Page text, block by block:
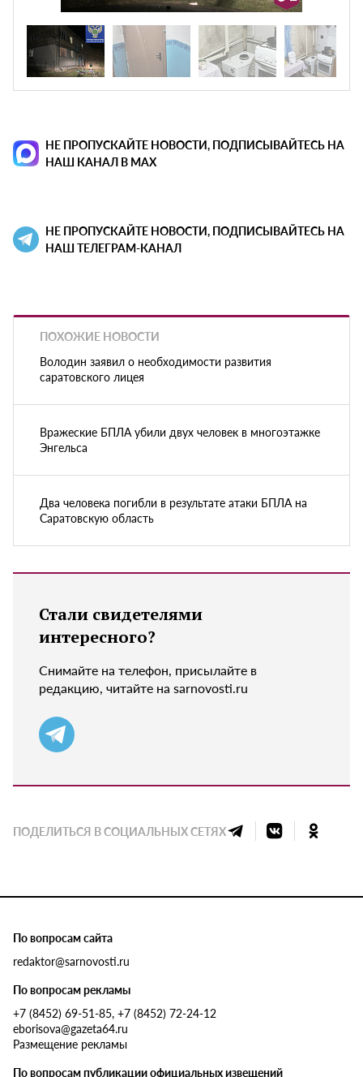
НЕ ПРОПУСКАЙТЕ НОВОСТИ, ПОДПИСЫВАЙТЕСЬ НА
НАШ КАНАЛ В MAX
НЕ ПРОПУСКАЙТЕ НОВОСТИ, ПОДПИСЫВАЙТЕСЬ НА
НАШ ТЕЛЕГРАМ-КАНАЛ
ПОХОЖИЕ НОВОСТИ
Володин заявил о необходимости развития
саратовского лицея
Вражеские БПЛА убили двух человек в многоэтажке
Энгельса
Два человека погибли в результате атаки БПЛА на
Саратовскую область
Стали свидетелями
интересного?
Снимайте на телефон, присылайте в
редакцию, читайте на sarnovosti.ru
ПОДЕЛИТЬСЯ В СОЦИАЛЬНЫХ СЕТЯХ
По вопросам сайта
redaktor@sarnovosti.ru
По вопросам рекламы
+7 (8452) 69-51-85, +7 (8452) 72-24-12
eborisova@gazeta64.ru
Размещение рекламы
По вопросам публикации официальных извещений